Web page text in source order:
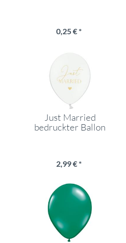
0,25 € *
Just Married
bedruckter Ballon
2,99 € *